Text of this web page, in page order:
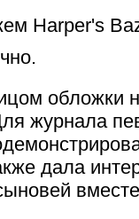
Harper's
обложки
журнала
дала